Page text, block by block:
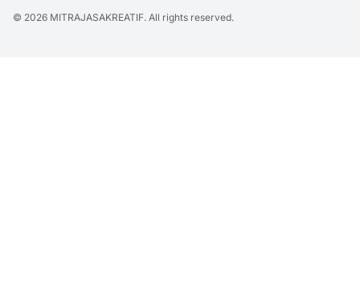
© 2026 MITRAJASAKREATIF. All rights reserved.